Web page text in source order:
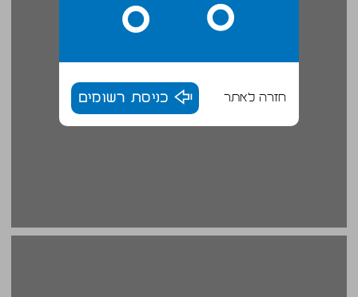
חזרה לאתר כניסת רשומים
מבוא ... 17